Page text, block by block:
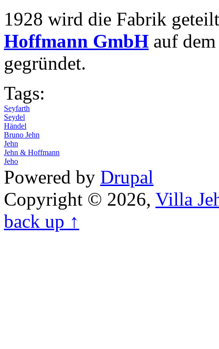
1928 wird die Fabrik
Hoffmann GmbH auf
gegründet.
Tags:
Seyfarth
Seydel
Händel
Bruno Jehn
Jehn
Jehn & Hoffmann
Jeho
Powered by Drupal
Copyright © 2026, Villa
back up ↑